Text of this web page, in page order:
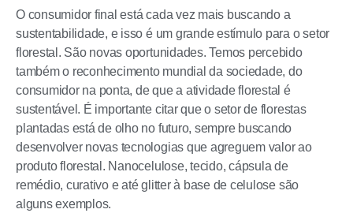
O consumidor final está cada vez mais buscando a
sustentabilidade, e isso é um grande estímulo para o setor
florestal. São novas oportunidades. Temos percebido
também o reconhecimento mundial da sociedade, do
consumidor na ponta, de que a atividade florestal é
sustentável. É importante citar que o setor de florestas
plantadas está de olho no futuro, sempre buscando
desenvolver novas tecnologias que agreguem valor ao
produto florestal. Nanocelulose, tecido, cápsula de
remédio, curativo e até glitter à base de celulose são
alguns exemplos.